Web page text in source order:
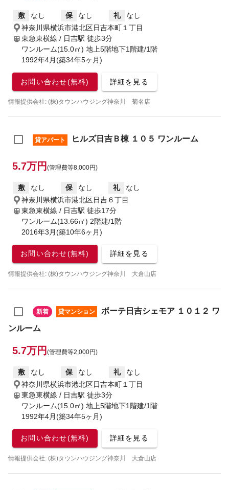
敷 なし 保 なし 礼
なし
神奈川県横浜市港北区日吉本町１丁目
東急東横線 / 日吉駅 徒歩3分
ワンルーム(15.0㎡) 地上5階地下1階建/1階
1992年4月(築34年5ヶ月)
お問い合わせ(無料) 詳細を見る
情報提供会社: (株)タウンハウジング神奈川 菊名店
貸アパート ヒルズ日吉Ｂ棟 １０５ ワンルーム
5.7万円 (管理費等8,000円)
敷 なし 保 なし 礼
なし
神奈川県横浜市港北区日吉６丁目
東急東横線 / 日吉駅 徒歩17分
ワンルーム(13.66㎡) 2階建/1階
2016年3月(築10年6ヶ月)
お問い合わせ(無料) 詳細を見る
情報提供会社: (株)タウンハウジング神奈川 大倉山店
新着 貸マンション
ボーテ日吉シェモア １０１２ ワ
ンルーム
5.7万円 (管理費等2,000円)
敷 なし 保 なし 礼
なし
神奈川県横浜市港北区日吉本町１丁目
東急東横線 / 日吉駅 徒歩3分
ワンルーム(15.0㎡) 地上5階地下1階建/1階
1992年4月(築34年5ヶ月)
お問い合わせ(無料) 詳細を見る
情報提供会社: (株)タウンハウジング神奈川 大倉山店